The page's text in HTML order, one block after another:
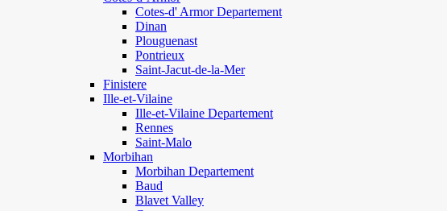
Cotes-d' Armor Departement
Dinan
Plouguenast
Pontrieux
Saint-Jacut-de-la-Mer
Finistere
Ille-et-Vilaine
Ille-et-Vilaine Departement
Rennes
Saint-Malo
Morbihan
Morbihan Departement
Baud
Blavet Valley